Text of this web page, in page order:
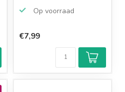
Op voorraad
9,2/10
Achteraf
betalen mogelijk
€7,99